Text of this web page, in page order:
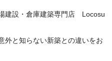
建設・倉庫建築専門店 Locosu
外と知らない新築との違いをお